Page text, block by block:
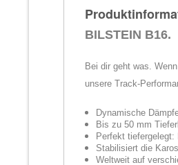
BILSTEIN B16.
Bei dir geht was.
unsere Track-
Dynamische
Bis zu 50 mm
Perfekt
Stabilisiert die
Weltweit auf